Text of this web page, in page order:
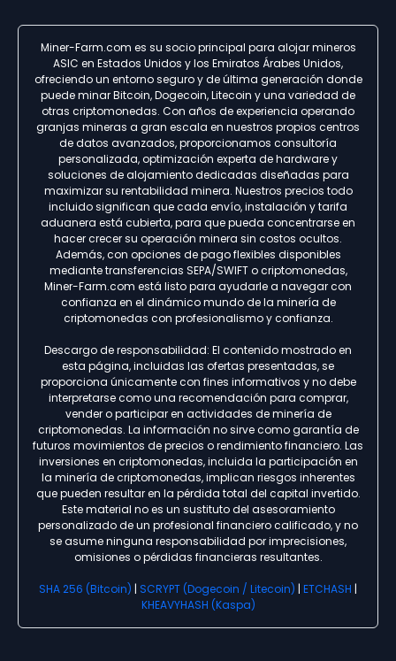
Miner-Farm.com es su socio principal para alojar mineros
ASIC en Estados Unidos y los Emiratos Árabes Unidos,
ofreciendo un entorno seguro y de última generación donde
puede minar Bitcoin, Dogecoin, Litecoin y una variedad de
otras criptomonedas. Con años de experiencia operando
granjas mineras a gran escala en nuestros propios centros
de datos avanzados, proporcionamos consultoría
personalizada, optimización experta de hardware y
soluciones de alojamiento dedicadas diseñadas para
maximizar su rentabilidad minera. Nuestros precios todo
incluido significan que cada envío, instalación y tarifa
aduanera está cubierta, para que pueda concentrarse en
hacer crecer su operación minera sin costos ocultos.
Además, con opciones de pago flexibles disponibles
mediante transferencias SEPA/SWIFT o criptomonedas,
Miner-Farm.com está listo para ayudarle a navegar con
confianza en el dinámico mundo de la minería de
criptomonedas con profesionalismo y confianza.
Descargo de responsabilidad: El contenido mostrado en
esta página, incluidas las ofertas presentadas, se
proporciona únicamente con fines informativos y no debe
interpretarse como una recomendación para comprar,
vender o participar en actividades de minería de
criptomonedas. La información no sirve como garantía de
futuros movimientos de precios o rendimiento financiero. Las
inversiones en criptomonedas, incluida la participación en
la minería de criptomonedas, implican riesgos inherentes
que pueden resultar en la pérdida total del capital invertido.
Este material no es un sustituto del asesoramiento
personalizado de un profesional financiero calificado, y no
se asume ninguna responsabilidad por imprecisiones,
omisiones o pérdidas financieras resultantes.
SHA 256 (Bitcoin) | SCRYPT (Dogecoin / Litecoin) | ETCHASH |
KHEAVYHASH (Kaspa)